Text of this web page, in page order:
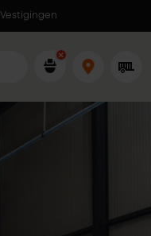
Vestigingen